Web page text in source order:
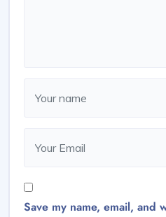
Save my name, email, and